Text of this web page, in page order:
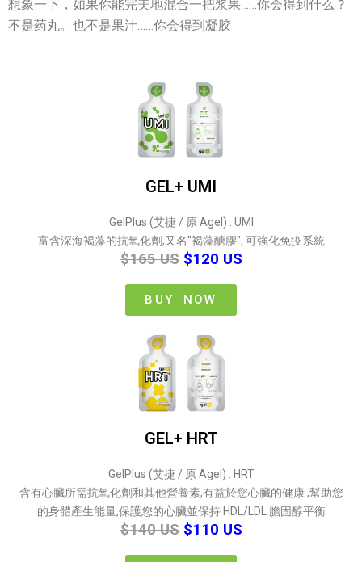
想象一下，如果你能完美地混合一把浆果……你会得到什么？
不是药丸。也不是果汁……你会得到凝胶
GEL+ UMI
GelPlus (艾捷 / 原 Agel) : UMI
富含深海褐藻的抗氧化劑,又名"褐藻醣膠", 可強化免疫系統
$165 US $120 US
BUY NOW
GEL+ HRT
GelPlus (艾捷 / 原 Agel) : HRT
含有心臟所需抗氧化劑和其他營養素,有益於您心臟的健康 ,幫助您
的身體產生能量,保護您的心臟並保持 HDL/LDL 膽固醇平衡
$140 US $110 US